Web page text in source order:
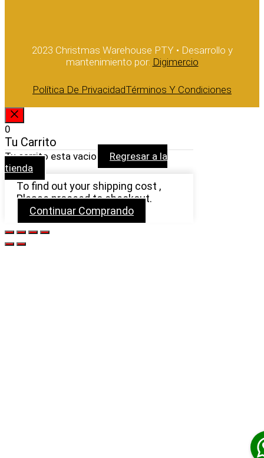
2023 Christmas Warehouse PTY • Desarrollo y
mantenimiento por: Digimercio
Política De PrivacidadTérminos Y Condiciones
CERRAR
0
Tu Carrito
Tu carrito esta vacio
Regresar a la
tienda
To find out your shipping cost ,
Please proceed to checkout.
Continuar Comprando